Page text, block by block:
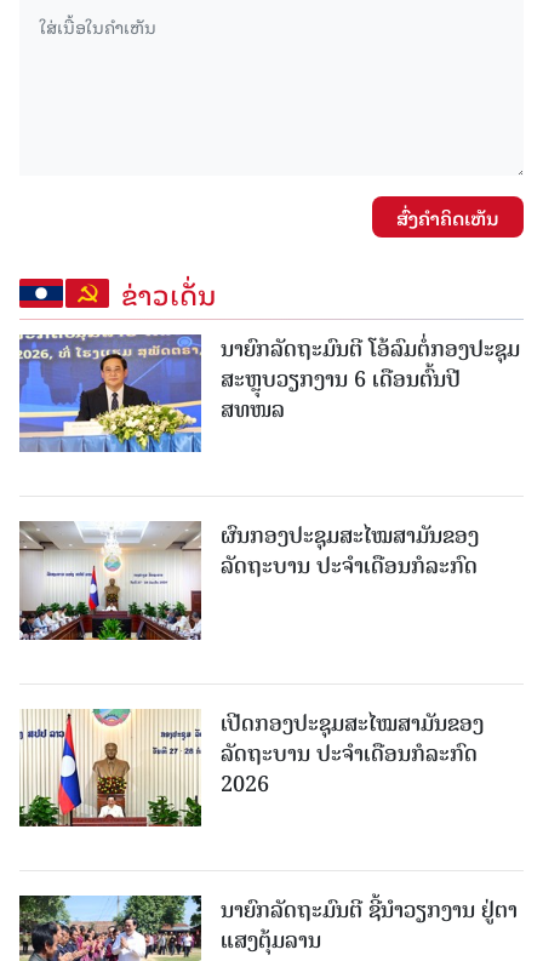
ສົ່ງຄໍາຄິດເຫັນ
ຂ່າວເດັ່ນ
ນາຍົກລັດຖະມົນຕີ ໂອ້ລົມຕໍ່ກອງປະຊຸມ
ສະຫຼຸບວຽກງານ 6 ເດືອນຕົ້ນປີ
ສທໜລ
ຜົນກອງປະຊຸມສະໄໝສາມັນຂອງ
ລັດຖະບານ ປະຈຳເດືອນກໍລະກົດ
ເປີດກອງປະຊຸມສະໄໝສາມັນຂອງ
ລັດຖະບານ ປະຈໍາເດືອນກໍລະກົດ
2026
ນາຍົກລັດຖະມົນຕີ ຊີ້ນຳວຽກງານ ຢູ່ຕາ
ແສງຕຸ້ມລານ